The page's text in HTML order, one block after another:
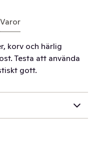
Varor
korv och härlig
Testa att använda
gott.